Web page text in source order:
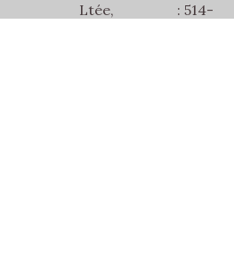
Ltée,
: 514-